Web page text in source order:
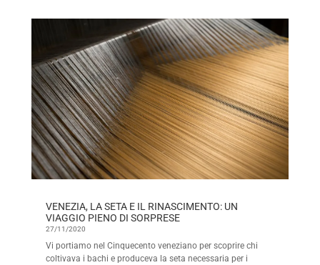
VENEZIA, LA SETA E IL RINASCIMENTO: UN
VIAGGIO PIENO DI SORPRESE
27/11/2020
Vi portiamo nel Cinquecento veneziano per scoprire chi
coltivava i bachi e produceva la seta necessaria per i